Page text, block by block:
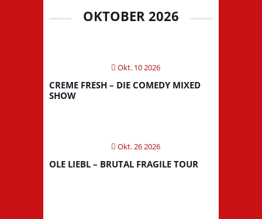
OKTOBER 2026
Okt. 10 2026
CREME FRESH – DIE COMEDY MIXED
SHOW
Okt. 26 2026
OLE LIEBL – BRUTAL FRAGILE TOUR